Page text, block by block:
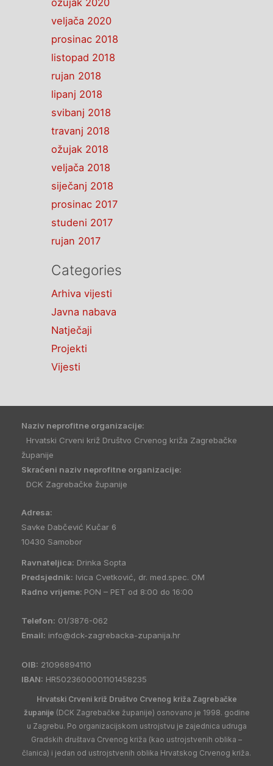
ožujak 2020
veljača 2020
prosinac 2018
listopad 2018
rujan 2018
lipanj 2018
svibanj 2018
travanj 2018
ožujak 2018
veljača 2018
siječanj 2018
prosinac 2017
studeni 2017
rujan 2017
Categories
Arhiva vijesti
Javna nabava
Natječaji
Projekti
Vijesti
Naziv neprofitne organizacije:
Hrvatski Crveni križ Društvo Crvenog križa Zagrebačke
županije
Skraćeni naziv neprofitne organizacije:
DCK Zagrebačke županije
Adresa:
Savke Dabčević Kučar 6
10430 Samobor
Ravnateljica: Drinka Sopta
Predsjednik: Ivica Cvetković, dr. med.spec. OM
Radno vrijeme: PON – PET od 8:00 do 16:00
Telefon: 01/3876-062
Email: info@dck-zagrebacka-zupanija.hr
OIB: 21096894110
IBAN: HR5023600001101458235
Hrvatski Crveni križ Društvo Crvenog križa Zagrebačke
županije (DCK Zagrebačke županije) osnovano je 1998. godine
u Zagrebu. Po organizacijskom ustrojstvu je zajednica udruga
Gradskih društava Crvenog križa (kao ustrojstvenih oblika –
članica) i jedan od ustrojstvenih oblika Hrvatskog Crvenog križa.